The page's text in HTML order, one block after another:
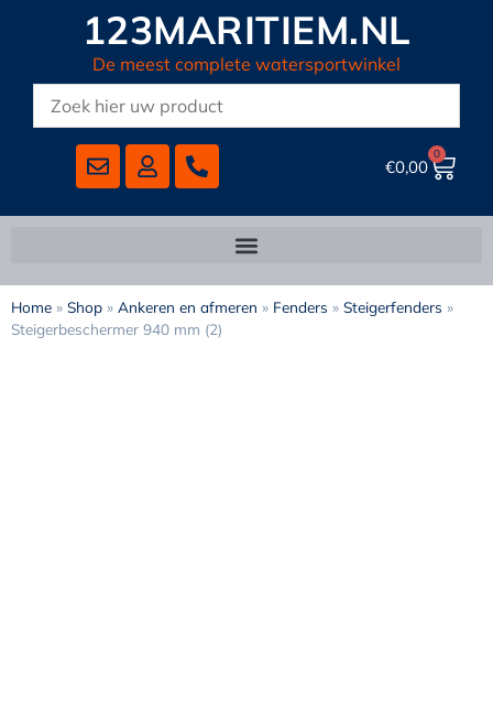
123MARITIEM.NL
De meest complete watersportwinkel
€0,00
0
Home » Shop » Ankeren en afmeren » Fenders » Steigerfenders »
Steigerbeschermer 940 mm (2)